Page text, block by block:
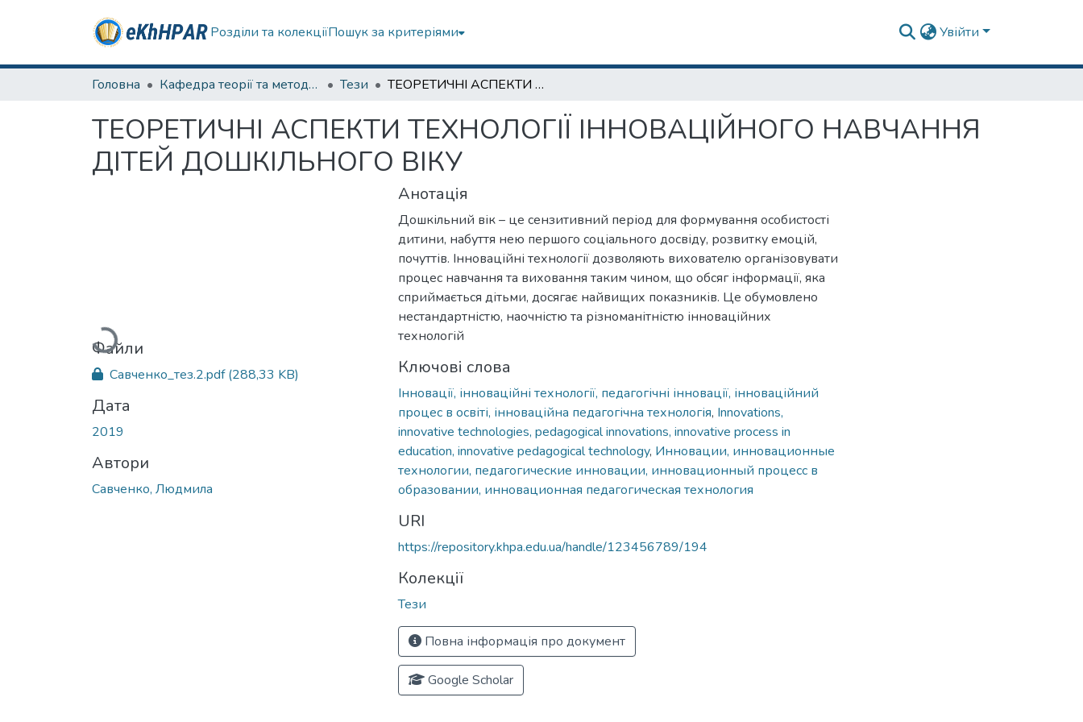
Розділи та колекціїПошук за критеріями Увійти
Головна Кафедра теорії та методик дошкільної освіти Тези ТЕОРЕТИЧНІ АСПЕКТИ ТЕХНОЛОГІЇ ІННОВАЦІЙНОГО НАВЧАННЯ ДІТЕЙ ДОШКІЛЬНОГО ВІКУ
ТЕОРЕТИЧНІ АСПЕКТИ ТЕХНОЛОГІЇ ІННОВАЦІЙНОГО НАВЧАННЯ
ДІТЕЙ ДОШКІЛЬНОГО ВІКУ
Вантажиться...
Файли
Савченко_тез.2.pdf(288,33 KB)
Дата
2019
Автори
Савченко, Людмила
Анотація
Дошкільний вік – це сензитивний період для формування особистості
дитини, набуття нею першого соціального досвіду, розвитку емоцій,
почуттів. Інноваційні технології дозволяють вихователю організовувати
процес навчання та виховання таким чином, що обсяг інформації, яка
сприймається дітьми, досягає найвищих показників. Це обумовлено
нестандартністю, наочністю та різноманітністю інноваційних
технологій
Ключові слова
Інновації, інноваційні технології, педагогічні інновації, інноваційний
процес в освіті, інноваційна педагогічна технологія, Innovations,
innovative technologies, pedagogical innovations, innovative process in
education, innovative pedagogical technology, Инновации, инновационные
технологии, педагогические инновации, инновационный процесс в
образовании, инновационная педагогическая технология
URI
https://repository.khpa.edu.ua/handle/123456789/194
Колекції
Тези
Повна інформація про документ
Google Scholar